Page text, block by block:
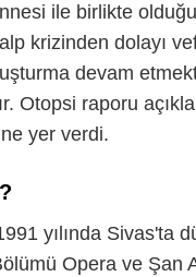
ile birlikte
krizinden dolayı
devam
Otopsi raporu
yer verdi.
yılında Sivas'ta
Opera ve Şan